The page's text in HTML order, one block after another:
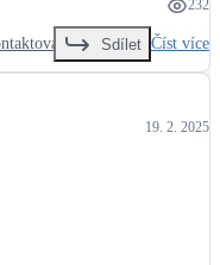
232
Sdílet Číst více
19. 2. 2025